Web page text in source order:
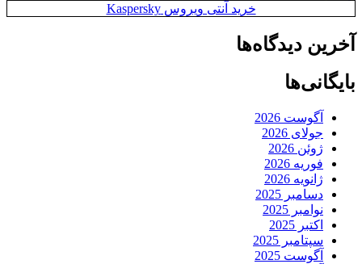
خرید آنتی ویروس Kaspersky
آخرین دیدگاه‌ها
بایگانی‌ها
آگوست 2026
جولای 2026
ژوئن 2026
فوریه 2026
ژانویه 2026
دسامبر 2025
نوامبر 2025
اکتبر 2025
سپتامبر 2025
آگوست 2025